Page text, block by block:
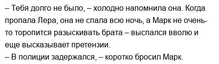
– Тебя долго не было, – холодно напомнила она. Когда
пропала Лера, она не спала всю ночь, а Марк не очень-
то торопится разыскивать брата – выспался вволю и
еще высказывает претензии.
– В полиции задержался, – коротко бросил Марк.